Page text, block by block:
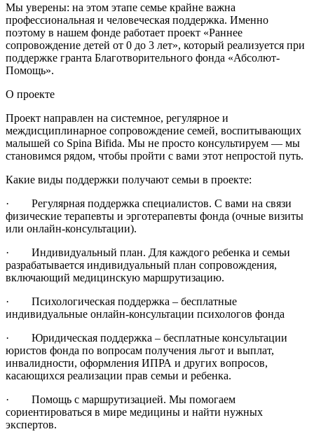
Мы уверены: на этом этапе семье крайне важна
профессиональная и человеческая поддержка. Именно
поэтому в нашем фонде работает проект «Раннее
сопровождение детей от 0 до 3 лет», который реализуется при
поддержке гранта Благотворительного фонда «Абсолют-
Помощь».
О проекте
Проект направлен на системное, регулярное и
междисциплинарное сопровождение семей, воспитывающих
малышей со Spina Bifida. Мы не просто консультируем — мы
становимся рядом, чтобы пройти с вами этот непростой путь.
Какие виды поддержки получают семьи в проекте:
· Регулярная поддержка специалистов. С вами на связи
физические терапевты и эрготерапевты фонда (очные визиты
или онлайн-консультации).
· Индивидуальный план. Для каждого ребенка и семьи
разрабатывается индивидуальный план сопровождения,
включающий медицинскую маршрутизацию.
· Психологическая поддержка – бесплатные
индивидуальные онлайн-консультации психологов фонда
· Юридическая поддержка – бесплатные консультации
юристов фонда по вопросам получения льгот и выплат,
инвалидности, оформления ИПРА и других вопросов,
касающихся реализации прав семьи и ребенка.
· Помощь с маршрутизацией. Мы помогаем
сориентироваться в мире медицины и найти нужных
экспертов.